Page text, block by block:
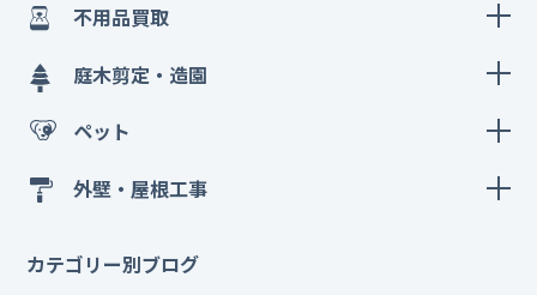
不用品買取
庭木剪定・造園
ペット
外壁・屋根工事
カテゴリー別ブログ